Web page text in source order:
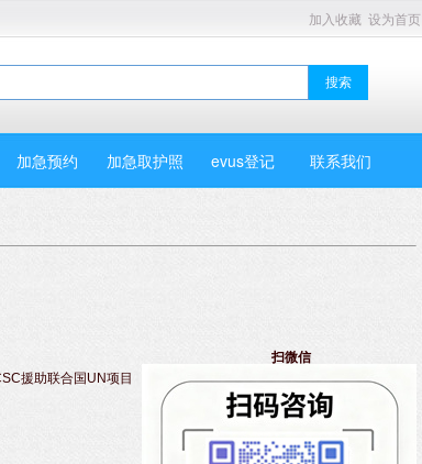
加入收藏 设为首页
加急预约 加急取护照 evus登记 联系我们
援助联合国UN项目
扫微信